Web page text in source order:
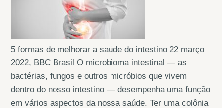
5 formas de melhorar a saúde do intestino 22 março
2022, BBC Brasil O microbioma intestinal — as
bactérias, fungos e outros micróbios que vivem
dentro do nosso intestino — desempenha uma função
em vários aspectos da nossa saúde. Ter uma colônia